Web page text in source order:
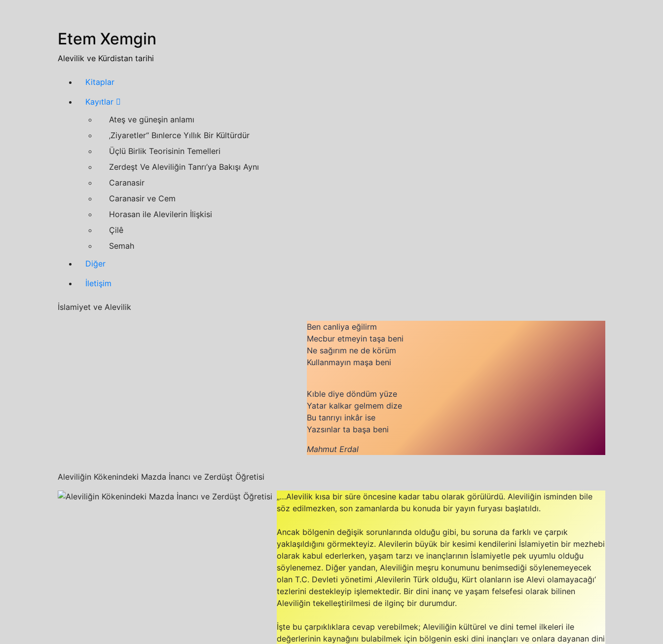
Etem Xemgin
Alevilik ve Kürdistan tarihi
Kitaplar
Kayıtlar
Ateş ve güneşin anlamı
‚Ziyaretler“ Bınlerce Yıllık Bir Kültürdür
Üçlü Birlik Teorisinin Temelleri
Zerdeşt Ve Aleviliğin Tanrı’ya Bakışı Aynı
Caranasir
Caranasir ve Cem
Horasan ile Alevilerin İlişkisi
Çilê
Semah
Diğer
İletişim
İslamiyet ve Alevilik
Ben canliya eğilirm
Mecbur etmeyin taşa beni
Ne sağırım ne de körüm
Kullanmayın maşa beni
Kıble diye döndüm yüze
Yatar kalkar gelmem dize
Bu tanrıyı inkâr ise
Yazsınlar ta başa beni
Mahmut Erdal
Aleviliğin Kökenindeki Mazda İnancı ve Zerdüşt Öğretisi
„…Alevilik kısa bir süre öncesine kadar tabu olarak görülürdü. Aleviliğin isminden bile
söz edilmezken, son zamanlarda bu konuda bir yayın furyası başlatıldı.
Ancak bölgenin değişik sorunlarında olduğu gibi, bu soruna da farklı ve çarpık
yaklaşıldığını görmekteyiz. Alevilerin büyük bir kesimi kendilerini İslamiyetin bir mezhebi
olarak kabul ederlerken, yaşam tarzı ve inançlarının İslamiyetle pek uyumlu olduğu
söylenemez. Diğer yandan, Aleviliğin meşru konumunu benimsediği söylenemeyecek
olan T.C. Devleti yönetimi ‚Alevilerin Türk olduğu, Kürt olanların ise Alevi olamayacağı‘
tezlerini destekleyip işlemektedir. Bir dini inanç ve yaşam felsefesi olarak bilinen
Aleviliğin tekelleştirilmesi de ilginç bir durumdur.
İşte bu çarpıklıklara cevap verebilmek; Aleviliğin kültürel ve dini temel ilkeleri ile
değerlerinin kaynağını bulabilmek için bölgenin eski dini inançları ve onlara dayanan dini